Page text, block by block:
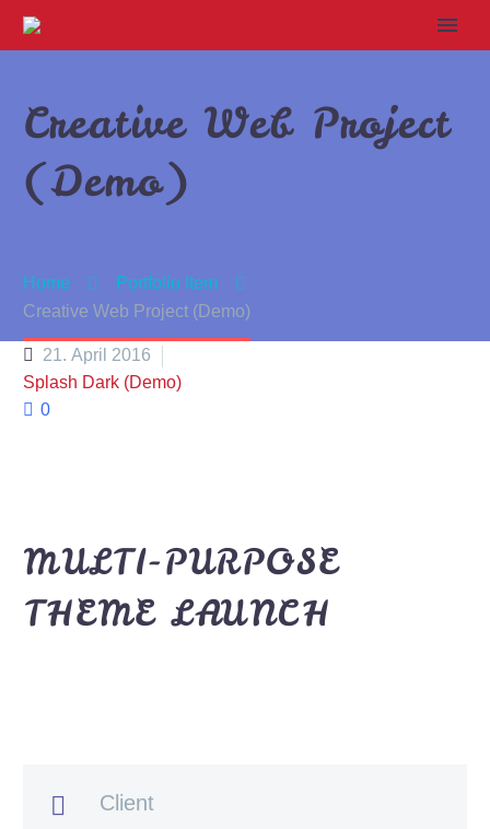
Creative Web Project
(Demo)
Home
Portfolio Item
Creative Web Project (Demo)
21. April 2016
Splash Dark (Demo)
0
MULTI-PURPOSE
THEME LAUNCH
 Client